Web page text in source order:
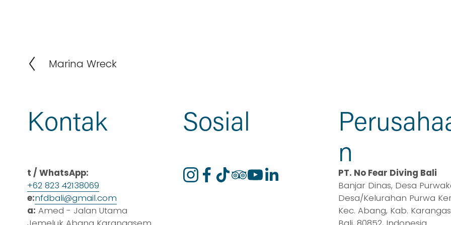
S
l
u
a
Marina Wreck
Kontak
t / WhatsApp:
+62 823 42138069
e:nfdbali@gmail.com
a: Amed - Jalan Utama
Sosial
n
PT. No Fear Diving Bali
Banjar Dinas, Desa
Desa/Kelurahan Purwa
Kec. Abang, Kab.